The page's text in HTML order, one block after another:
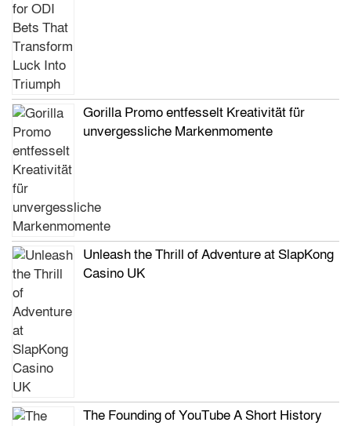
Gorilla Promo entfesselt Kreativität für
unvergessliche Markenmomente
Unleash the Thrill of Adventure at SlapKong
Casino UK
The Founding of YouTube A Short History